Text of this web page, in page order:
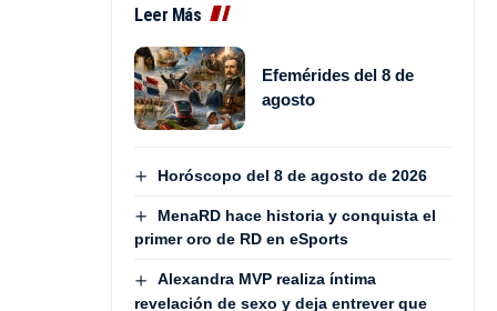
Leer Más
Efemérides del 8 de
agosto
Horóscopo del 8 de agosto de 2026
MenaRD hace historia y conquista el
primer oro de RD en eSports
Alexandra MVP realiza íntima
revelación de sexo y deja entrever que